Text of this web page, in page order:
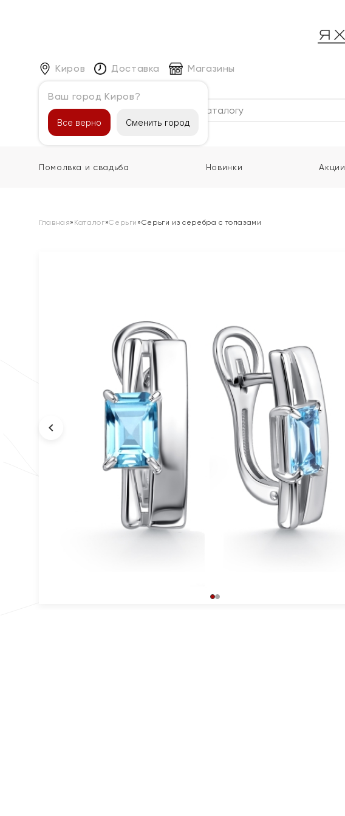
Киров
Ваш город Киров?
Все верно Сменить город
Доставка Магазины
Каталог
Помолвка и свадьба Новинки Акции
Главная» Каталог»Серьги »Серьги из серебра с топазами